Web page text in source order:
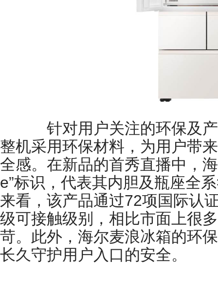
针对用户关注的环保及产
整机采用环保材料，为用户带
全感。在新品的首秀直播中，
e”标识，代表其内胆及瓶座全
来看，该产品通过72项国际认
级可接触级别，相比市面上很
苛。此外，海尔麦浪冰箱的环
长久守护用户入口的安全。